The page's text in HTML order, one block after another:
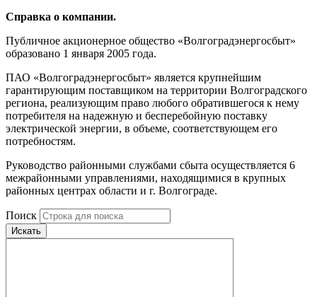
Справка о компании.
Публичное акционерное общество «Волгоградэнергосбыт»
образовано 1 января 2005 года.
ПАО «Волгоградэнергосбыт» является крупнейшим
гарантирующим поставщиком на территории Волгоградского
региона, реализующим право любого обратившегося к нему
потребителя на надежную и бесперебойную поставку
электрической энергии, в объеме, соответствующем его
потребностям.
Руководство районными службами сбыта осуществляется 6
межрайонными управлениями, находящимися в крупных
районных центрах области и г. Волгограде.
Поиск
Искать